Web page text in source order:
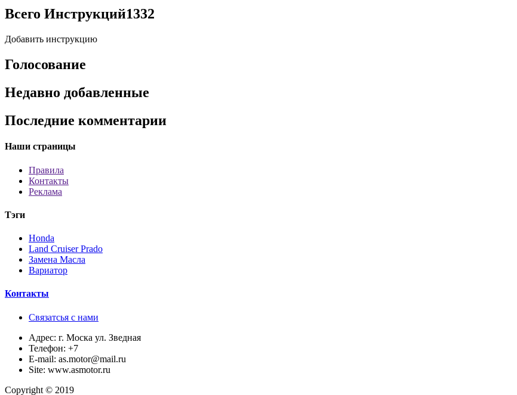
Всего Инструкций1332
Добавить инструкцию
Голосование
Недавно добавленные
Последние комментарии
Наши страницы
Правила
Контакты
Реклама
Тэги
Honda
Land Cruiser Prado
Замена Масла
Вариатор
Контакты
Связатсья с нами
Адрес: г. Моска ул. Зведная
Телефон: +7
E-mail: as.motor@mail.ru
Site: www.asmotor.ru
Copyright © 2019